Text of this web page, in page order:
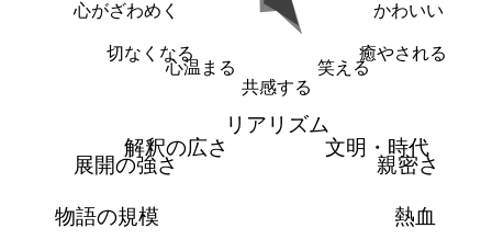
かわいい
癒やされる
笑える
共感する
心温まる
切なくなる
心がざわめく
リアリズム
文明・時代
親密さ
熱血
物語の規模
展開の強さ
解釈の広さ